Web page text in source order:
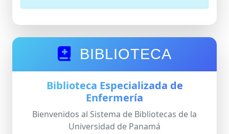
BIBLIOTECA
Biblioteca Especializada de
Enfermería
Bienvenidos al Sistema de Bibliotecas de la
Universidad de Panamá